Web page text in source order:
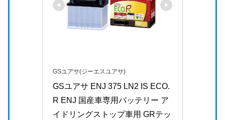
GSユアサ(ジーエスユアサ)
GSユアサ ENJ 375 LN2 IS ECO.
R ENJ 国産車専用バッテリー ア
イドリングストップ車用 GRテッ